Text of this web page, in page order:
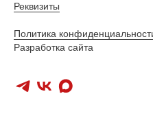
Реквизиты
Политика
Разработка сайта